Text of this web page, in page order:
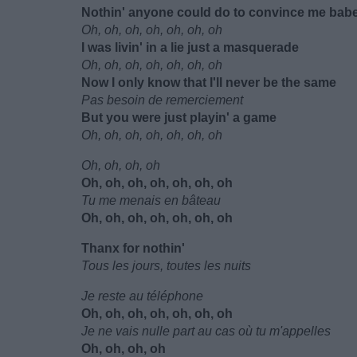
Nothin' anyone could do to convince me
Oh, oh, oh, oh, oh, oh, oh
I was livin' in a lie just a masquerade
Oh, oh, oh, oh, oh, oh, oh
Now I only know that I'll never be the same
Pas besoin de remerciement
But you were just playin' a game
Oh, oh, oh, oh, oh, oh, oh
Oh, oh, oh, oh
Oh, oh, oh, oh, oh, oh, oh
Tu me menais en bâteau
Oh, oh, oh, oh, oh, oh, oh
Thanx for nothin'
Tous les jours, toutes les nuits
Je reste au téléphone
Oh, oh, oh, oh, oh, oh, oh
Je ne vais nulle part au cas où tu m'appelles
Oh, oh, oh, oh